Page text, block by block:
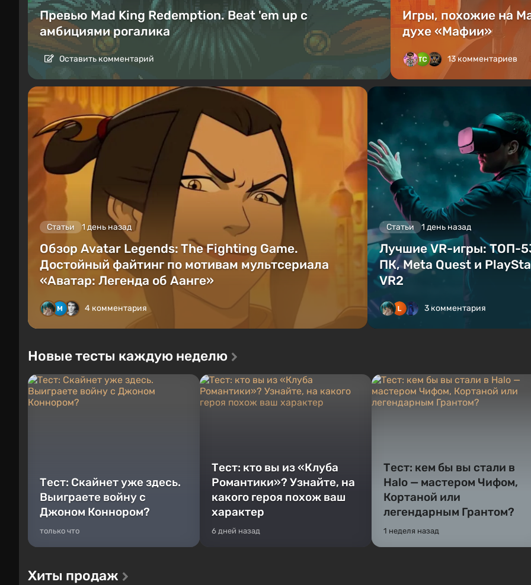
Превью Mad King Redemption. Beat 'em up с
амбициями рогалика
Оставить комментарий
Игры, похожие на
духе «Мафии»
13 комментариев
Статьи 1 день назад
Обзор Avatar Legends: The Fighting Game.
Достойный файтинг по мотивам мультсериала
«Аватар: Легенда об Аанге»
4 комментария
Статьи 1 день назад
Лучшие VR-игры: ТОП-
ПК, Meta Quest и
VR2
3 комментария
Новые тесты каждую неделю
Тест: Скайнет уже здесь.
Выиграете войну с
Джоном Коннором?
только что
Тест: кто вы из «Клуба
Романтики»? Узнайте, на
какого героя похож ваш
характер
6 дней назад
Тест: кем бы вы стали в
Halo — мастером Чифом,
Кортаной или
легендарным Грантом?
1 неделя назад
Хиты продаж